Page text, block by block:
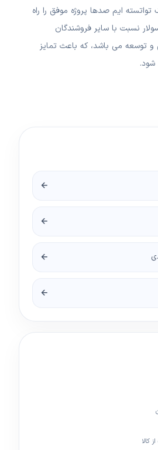
ایم صدها پروژه موفق را راه
نسبت با سایر فروشندگان
توسعه می باشد، که باعث تمایز
شود.
کالا